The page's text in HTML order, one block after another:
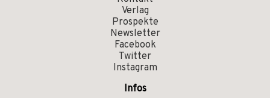
Verlag
Prospekte
Newsletter
Facebook
Twitter
Instagram
Infos